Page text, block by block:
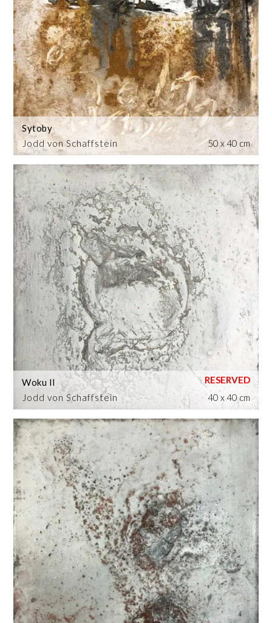
Jodd von Schaffstein
Sytoby
50 x 40 cm
Jodd von Schaffstein
Woku II
40 x 40 cm